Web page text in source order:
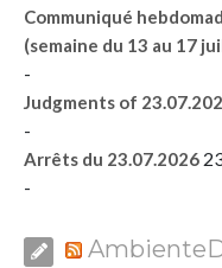
Communiqué
(semaine du 13 au 17
-
Judgments of
-
Arrêts du 23.07.2026
-